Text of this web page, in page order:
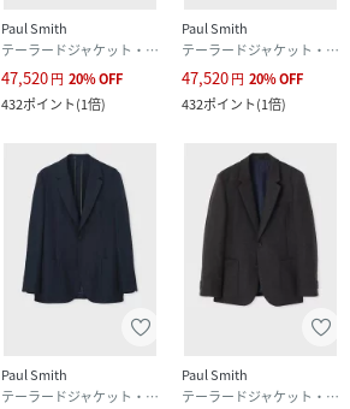
Paul Smith
テーラードジャケット・ブレザー
47,520円 20%OFF
432ポイント(1倍)
Paul Smith
テーラードジャケット・ブレザー
47,520円 20%OFF
432ポイント(1倍)
Paul Smith
テーラードジャケット・ブレザー
Paul Smith
テーラードジャケット・ブレザー